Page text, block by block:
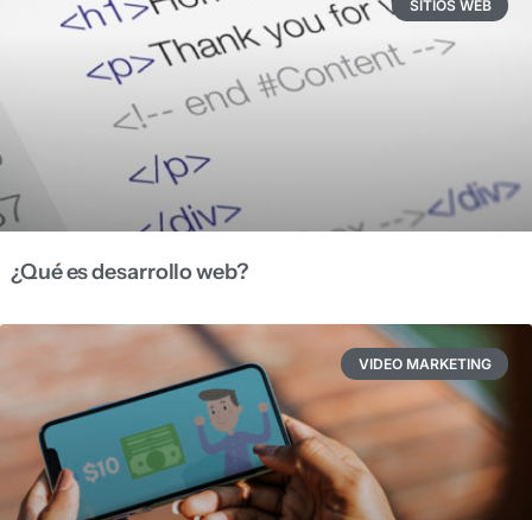
SITIOS WEB
¿Qué es desarrollo web?
VIDEO MARKETING